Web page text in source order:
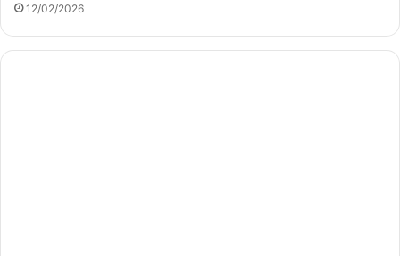
12/02/2026